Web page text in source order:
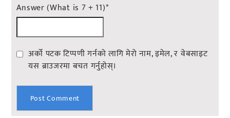
Answer (What is 7 + 11)*
अर्को पटक टिप्पणी गर्नको लागि मेरो नाम, इमेल, र वेबसाइट
यस ब्राउजरमा बचत गर्नुहोस्।